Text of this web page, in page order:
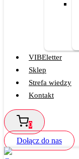
VIBEletter
Sklep
Strefa wiedzy
Kontakt
0
Dołącz do nas